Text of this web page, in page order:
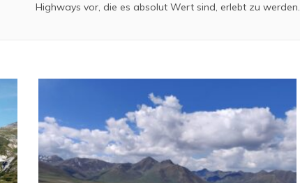
Highways vor, die es absolut Wert sind, erlebt zu werden.